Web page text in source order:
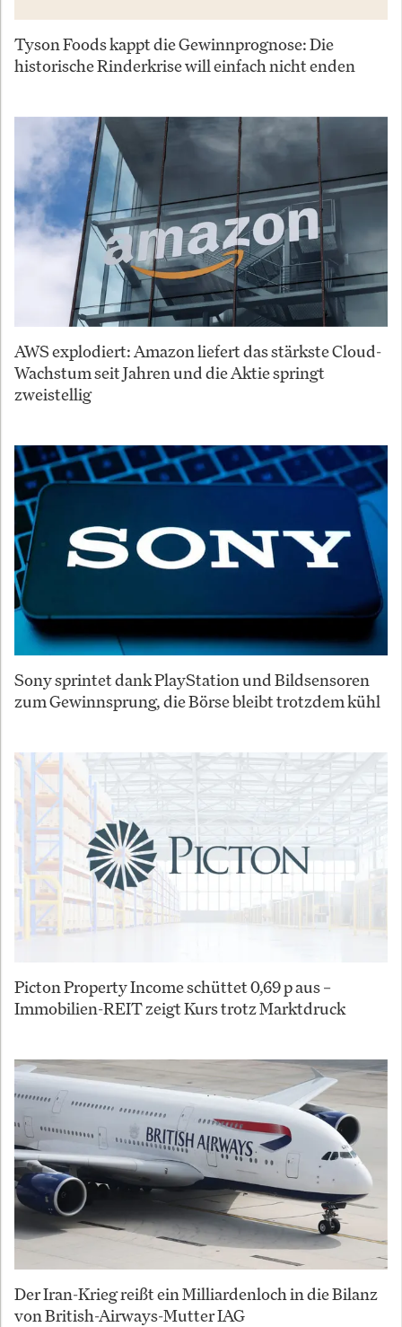
Tyson Foods kappt die Gewinnprognose: Die
historische Rinderkrise will einfach nicht enden
AWS explodiert: Amazon liefert das stärkste Cloud-
Wachstum seit Jahren und die Aktie springt
zweistellig
Sony sprintet dank PlayStation und Bildsensoren
zum Gewinnsprung, die Börse bleibt trotzdem kühl
Picton Property Income schüttet 0,69 p aus –
Immobilien-REIT zeigt Kurs trotz Marktdruck
Der Iran-Krieg reißt ein Milliardenloch in die Bilanz
von British-Airways-Mutter IAG